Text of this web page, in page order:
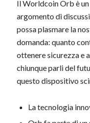
Il Worldcoin Orb è
argomento di
possa plasmare la
domanda: quanto
ottenere sicurezza e
chiunque parli del
questo dispositivo
La tecnologia